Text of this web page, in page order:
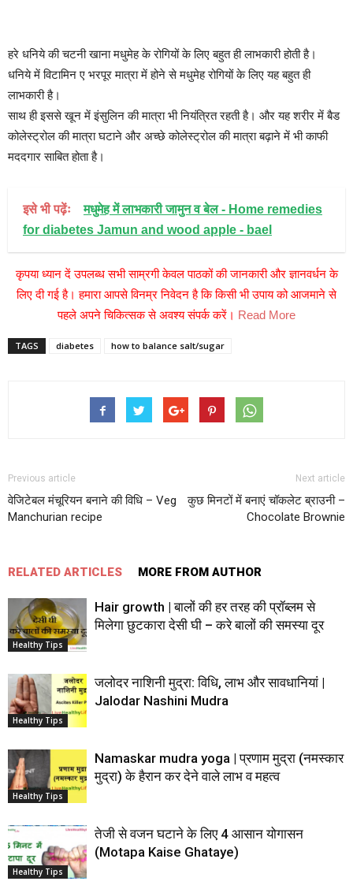
हरे धनिये की चटनी खाना मधुमेह के रोगियों के लिए बहुत ही लाभकारी होती है।
धनिये में विटामिन ए भरपूर मात्रा में होने से मधुमेह रोगियों के लिए यह बहुत ही
लाभकारी है।
साथ ही इससे खून में इंसुलिन की मात्रा भी नियंत्रित रहती है। और यह शरीर में बैड
कोलेस्ट्रोल की मात्रा घटाने और अच्छे कोलेस्ट्रोल की मात्रा बढ़ाने में भी काफी
मददगार साबित होता है।
इसे भी पढ़ेंः
मधुमेह में लाभकारी जामुन व बेल - Home remedies
for diabetes Jamun and wood apple - bael
कृपया ध्यान दें उपलब्ध सभी साम्रगी केवल पाठकों की जानकारी और ज्ञानवर्धन के
लिए दी गई है। हमारा आपसे विनम्र निवेदन है कि किसी भी उपाय को आजमाने से
पहले अपने चिकित्सक से अवश्य संपर्क करें। Read More
TAGS diabetes how to balance salt/sugar
Previous article
वेजिटेबल मंचूरियन बनाने की विधि – Veg
Manchurian recipe
Next article
कुछ मिनटों में बनाएं चॉकलेट ब्राउनी –
Chocolate Brownie
RELATED ARTICLES MORE FROM AUTHOR
Healthy Tips
Hair growth | बालों की हर तरह की प्रॉब्लम से
मिलेगा छुटकारा देसी घी – करे बालों की समस्या दूर
Healthy Tips
जलोदर नाशिनी मुद्रा: विधि, लाभ और सावधानियां |
Jalodar Nashini Mudra
Healthy Tips
Namaskar mudra yoga | प्रणाम मुद्रा (नमस्कार
मुद्रा) के हैरान कर देने वाले लाभ व महत्व
Healthy Tips
तेजी से वजन घटाने के लिए 4 आसान योगासन
(Motapa Kaise Ghataye)